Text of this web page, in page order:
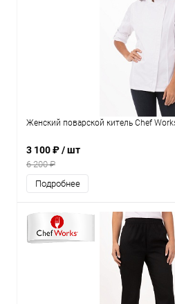
Женский поварской китель Chef
3 100 ₽/ шт
6 200 ₽
Подробнее